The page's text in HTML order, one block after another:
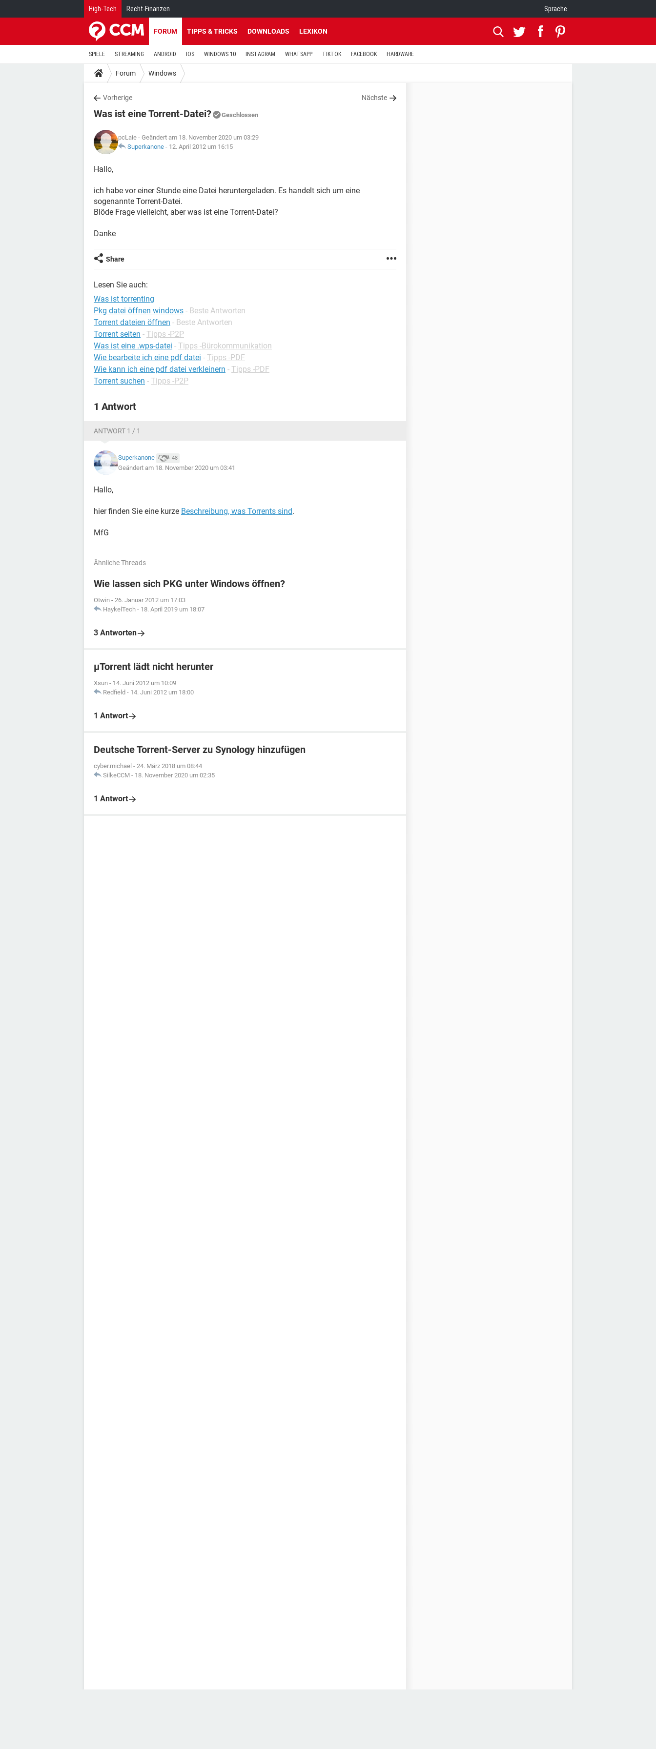
High-Tech Recht-Finanzen Sprache
FORUM TIPPS & TRICKS DOWNLOADS LEXIKON
SPIELE STREAMING ANDROID IOS WINDOWS 10 INSTAGRAM WHATSAPP TIKTOK FACEBOOK HARDWARE
Forum Windows
Vorherige Nächste
Was ist eine Torrent-Datei? Geschlossen
pcLaie - Geändert am 18. November 2020 um 03:29
Superkanone - 12. April 2012 um 16:15
Hallo,
ich habe vor einer Stunde eine Datei heruntergeladen. Es handelt sich um eine
sogenannte Torrent-Datei.
Blöde Frage vielleicht, aber was ist eine Torrent-Datei?
Danke
Share
Lesen Sie auch:
Was ist torrenting
Pkg datei öffnen windows - Beste Antworten
Torrent dateien öffnen - Beste Antworten
Torrent seiten - Tipps -P2P
Was ist eine .wps-datei - Tipps -Bürokommunikation
Wie bearbeite ich eine pdf datei - Tipps -PDF
Wie kann ich eine pdf datei verkleinern - Tipps -PDF
Torrent suchen - Tipps -P2P
1 Antwort
ANTWORT 1 / 1
Superkanone 48
Geändert am 18. November 2020 um 03:41
Hallo,
hier finden Sie eine kurze Beschreibung, was Torrents sind.
MfG
Ähnliche Threads
Wie lassen sich PKG unter Windows öffnen?
Otwin - 26. Januar 2012 um 17:03
HaykelTech - 18. April 2019 um 18:07
3 Antworten
µTorrent lädt nicht herunter
Xsun - 14. Juni 2012 um 10:09
Redfield - 14. Juni 2012 um 18:00
1 Antwort
Deutsche Torrent-Server zu Synology hinzufügen
cyber.michael - 24. März 2018 um 08:44
SilkeCCM - 18. November 2020 um 02:35
1 Antwort